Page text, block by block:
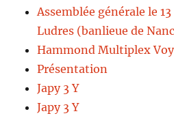
Assemblée générale le
Ludres (banlieue de
Hammond Multiplex
Présentation
Japy 3 Y
Japy 3 Y